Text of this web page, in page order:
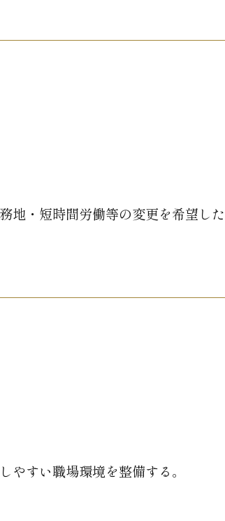
地・短時間労働等の変更を希望した
すい職場環境を整備する。